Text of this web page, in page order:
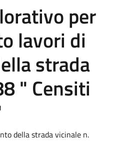
per
lavori di
strada
" Censiti
della strada vicinale n.